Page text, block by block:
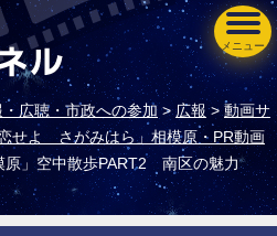
メニュー
・広聴・市政への参加 >広報 >動画サ
せよ さがみはら」相模原・PR動画
」空中散歩PART2 南区の魅力